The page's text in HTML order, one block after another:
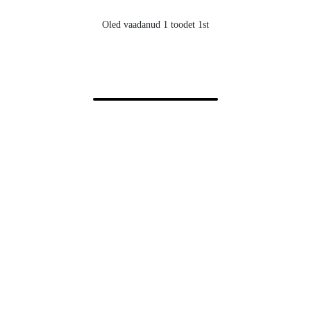
Oled vaadanud 1 toodet 1st